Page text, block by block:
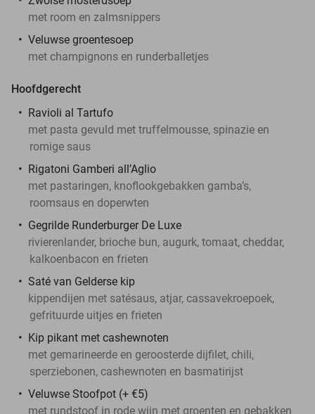
met room en zalmsnippers
Veluwse groentesoep
met champignons en runderballetjes
Hoofdgerecht
Ravioli al Tartufo
met pasta gevuld met truffelmousse, spinazie en
romige saus
Rigatoni Gamberi all’Aglio
met pastaringen, knoflookgebakken gamba’s,
roomsaus en doperwten
Gegrilde Runderburger De Luxe
rivierenlander, brioche bun, augurk, tomaat, cheddar,
kalkoenbacon en frieten
Saté van Gelderse kip
kippendijen met satésaus, atjar, cassavekroepoek,
gefrituurde uitjes en frieten
Kip pikant met cashewnoten
met gemarineerde en geroosterde dijfilet, chili,
sperziebonen, cashewnoten en basmatirijst
Veluwse Stoofpot (+ €5)
met rundstoof in rode wijn met groenten en gebakken